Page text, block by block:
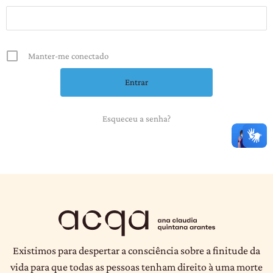
Manter-me conectado
Esqueceu a senha?
Existimos para despertar a consciência sobre a finitude da
vida para que todas as pessoas tenham direito à uma morte